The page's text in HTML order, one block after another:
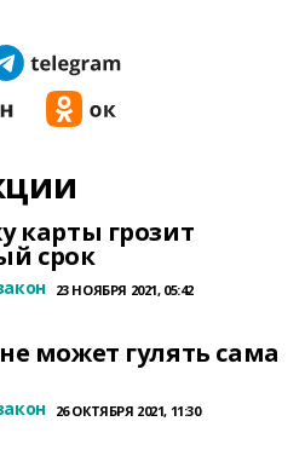
карты грозит
срок
23 НОЯБРЯ 2021, 05:42
может гулять сама
26 ОКТЯБРЯ 2021, 11:30